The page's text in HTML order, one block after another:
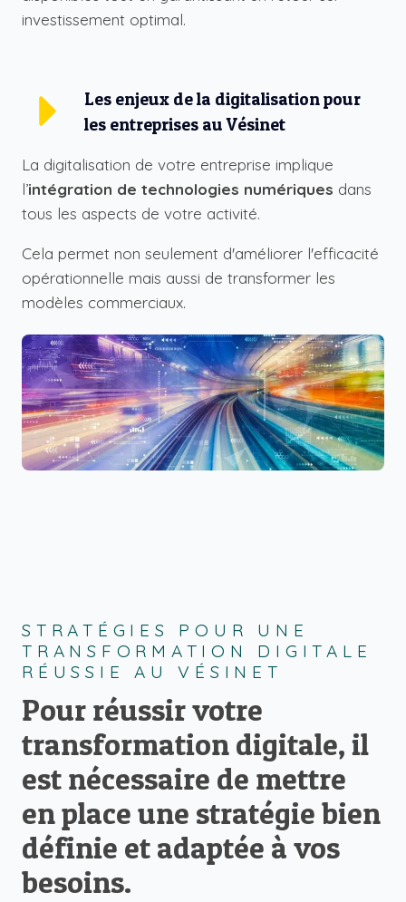
investissement optimal.
Les enjeux de la digitalisation pour
les entreprises au Vésinet
La digitalisation de votre entreprise implique
l’intégration de technologies numériques dans
tous les aspects de votre activité.
Cela permet non seulement d'améliorer l'efficacité
opérationnelle mais aussi de transformer les
modèles commerciaux.
STRATÉGIES POUR UNE
TRANSFORMATION DIGITALE
RÉUSSIE AU VÉSINET
Pour réussir votre
transformation digitale, il
est nécessaire de mettre
en place une stratégie bien
définie et adaptée à vos
besoins.